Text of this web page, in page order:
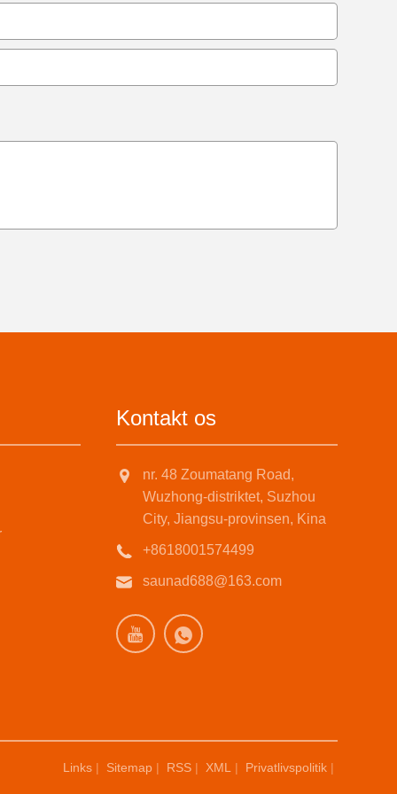
Kontakt os
nr. 48 Zoumatang Road,
Wuzhong-distriktet, Suzhou
City, Jiangsu-provinsen, Kina
+8618001574499
saunad688@163.com
Links| Sitemap| RSS| XML| Privatlivspolitik|